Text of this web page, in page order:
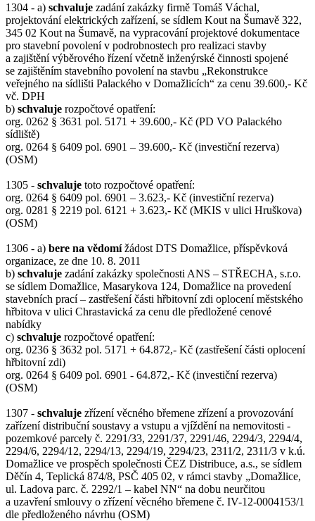
1304 - a) schvaluje zadání zakázky firmě Tomáš Váchal,
projektování elektrických zařízení, se sídlem Kout na Šumavě 322,
345 02 Kout na Šumavě, na vypracování projektové dokumentace
pro stavební povolení v podrobnostech pro realizaci stavby
a zajištění výběrového řízení včetně inženýrské činnosti spojené
se zajištěním stavebního povolení na stavbu „Rekonstrukce
veřejného na sídlišti Palackého v Domažlicích“ za cenu 39.600,- Kč
vč. DPH
b) schvaluje rozpočtové opatření:
org. 0262 § 3631 pol. 5171 + 39.600,- Kč (PD VO Palackého
sídliště)
org. 0264 § 6409 pol. 6901 – 39.600,- Kč (investiční rezerva)
(OSM)
1305 - schvaluje toto rozpočtové opatření:
org. 0264 § 6409 pol. 6901 – 3.623,- Kč (investiční rezerva)
org. 0281 § 2219 pol. 6121 + 3.623,- Kč (MKIS v ulici Hruškova)
(OSM)
1306 - a) bere na vědomížádost DTS Domažlice, příspěvková
organizace, ze dne 10. 8. 2011
b) schvaluje zadání zakázky společnosti ANS – STŘECHA, s.r.o.
se sídlem Domažlice, Masarykova 124, Domažlice na provedení
stavebních prací – zastřešení části hřbitovní zdi oplocení městského
hřbitova v ulici Chrastavická za cenu dle předložené cenové
nabídky
c) schvaluje rozpočtové opatření:
org. 0236 § 3632 pol. 5171 + 64.872,- Kč (zastřešení části oplocení
hřbitovní zdi)
org. 0264 § 6409 pol. 6901 - 64.872,- Kč (investiční rezerva)
(OSM)
1307 - schvaluje zřízení věcného břemene zřízení a provozování
zařízení distribuční soustavy a vstupu a vjíždění na nemovitosti -
pozemkové parcely č. 2291/33, 2291/37, 2291/46, 2294/3, 2294/4,
2294/6, 2294/12, 2294/13, 2294/19, 2294/23, 2311/2, 2311/3 v k.ú.
Domažlice ve prospěch společnosti ČEZ Distribuce, a.s., se sídlem
Děčín 4, Teplická 874/8, PSČ 405 02, v rámci stavby „Domažlice,
ul. Ladova parc. č. 2292/1 – kabel NN“ na dobu neurčitou
a uzavření smlouvy o zřízení věcného břemene č. IV-12-0004153/1
dle předloženého návrhu (OSM)